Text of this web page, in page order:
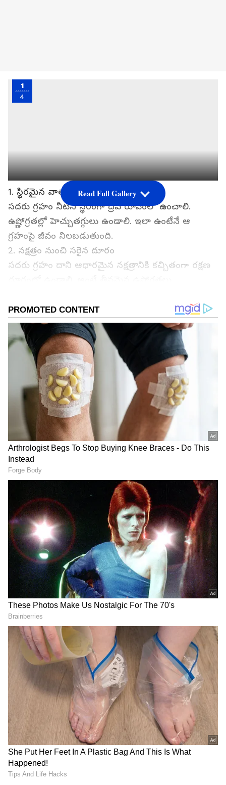
1
4
1. స్థిరమైన వాతావరణం..
సదరు గ్రహం నీటిని స్థిరంగా ద్రవ రూపంలో ఉంచాలి.
ఉష్ణోగ్రతల్లో హెచ్చుతగ్గులు ఉండాలి. ఇలా ఉంటేనే ఆ
గ్రహంపై జీవం నిలబడుతుంది.
2. నక్షత్రం నుంచి సరైన దూరం
సదరు గ్రహం దాని ఆధారమైన నక్షత్రానికి కచ్చితంగా రక్షణ
గ్రహం ఉండాలి. దీని వల్ల గ్రహంపై నీరు మరిగిపోవడం, లేక
గడ్డకట్టుకుపోకుండా ఉంటుంది. అప్పుడు మాత్రమే జీవం
మనుగడ సాధ్యమవుతుంది.
గూగుల్‌లో ఆసక్తికరమైన సమాచారం కోసం ఏసియానెట్ తెలుగు
ను మీ ఫ్రిఫర్డ్ సోర్స్ గా ఎంచుకోండి
2
4
3. దట్టమైన వాతావరణం
గ్రహం చుట్టూ ఉన్న వాతావరణంలో ఆక్సిజన్, కార్బన్ డై
ఆక్సైడ్ వంటి వాయువులు కచ్చితంగా ఉండాలి. ఇవి
పొరలుగా ఉండి అంతరిక్షంలోని ప్రమాదకర రేడియేషన్
నుంచి గ్రహాన్ని కాపాడతాయి.
4.రక్షిత అయస్కాంత క్షేత్రం
అయస్కాంత క్షేత్రం హానికరమైన రేడియేషన్ నుంచి గ్రహాన్ని
కాపాడుతుంది. అంతేకాకుండా సౌర గాలుల వల్ల
Read Full Gallery